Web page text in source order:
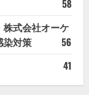
58
株式会社オーケ
染対策
56
41